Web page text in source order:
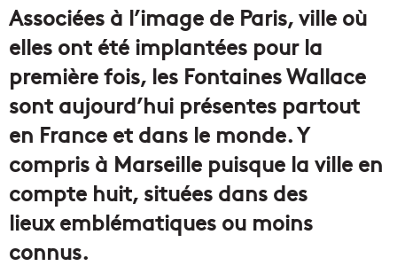
Associées à l’image de Paris, ville où
elles ont été implantées pour la
première fois, les Fontaines Wallace
sont aujourd’hui présentes partout
en France et dans le monde. Y
compris à Marseille puisque la ville en
compte huit, situées dans des
lieux emblématiques ou moins
connus.